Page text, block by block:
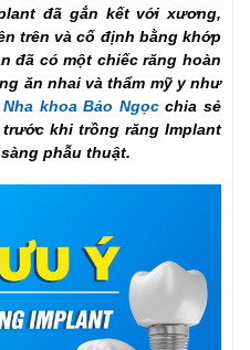
đã gắn kết với xương,
trên và cố định bằng khớp
đã có một chiếc răng hoàn
ăn nhai và thẩm mỹ y như
Nha khoa Bảo Ngọcchia sẻ
khi trồng răng Implant
phẫu thuật.